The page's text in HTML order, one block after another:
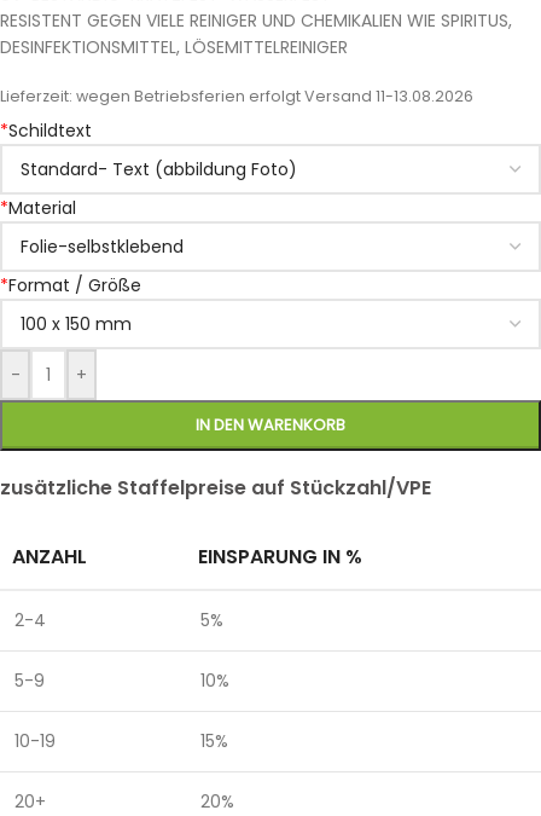
RESISTENT GEGEN VIELE REINIGER UND CHEMIKALIEN WIE SPIRITUS,
DESINFEKTIONSMITTEL, LÖSEMITTELREINIGER
Lieferzeit: wegen Betriebsferien erfolgt Versand 11-13.08.2026
*Schildtext
*Material
*Format / Größe
- +
IN DEN WARENKORB
zusätzliche Staffelpreise auf Stückzahl/VPE
ANZAHL EINSPARUNG IN %
2-4 5%
5-9 10%
10-19 15%
20+ 20%